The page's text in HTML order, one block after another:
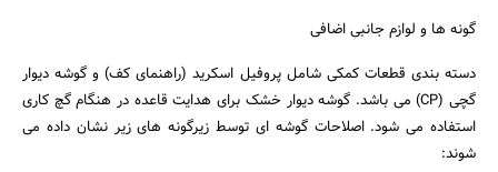
گونه ها و لوازم جانبی اضافی
دسته بندی قطعات کمکی شامل پروفیل اسکرید (راهنمای کف) و گوشه دیوار
گچی (CP) می باشد. گوشه دیوار خشک برای هدایت قاعده در هنگام گچ کاری
استفاده می شود. اصلاحات گوشه ای توسط زیرگونه های زیر نشان داده می
شوند: